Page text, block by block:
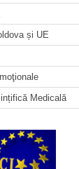
și UE
Medicală